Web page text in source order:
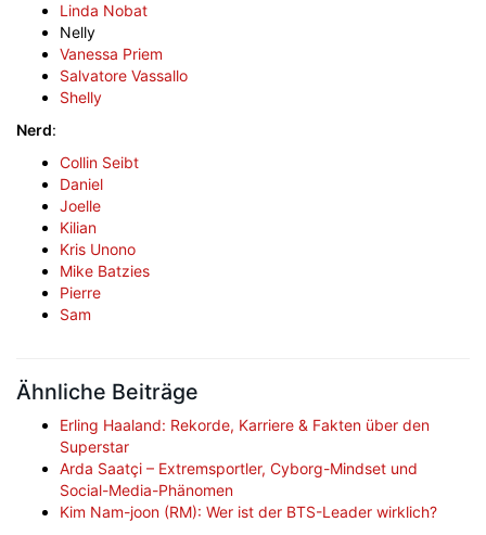
Linda Nobat
Nelly
Vanessa Priem
Salvatore Vassallo
Shelly
Nerd:
Collin Seibt
Daniel
Joelle
Kilian
Kris Unono
Mike Batzies
Pierre
Sam
Ähnliche Beiträge
Erling Haaland: Rekorde, Karriere & Fakten über den
Superstar
Arda Saatçi – Extremsportler, Cyborg-Mindset und
Social-Media-Phänomen
Kim Nam-joon (RM): Wer ist der BTS-Leader wirklich?